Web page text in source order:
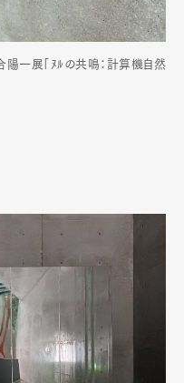
一展「ﾇﾙの共鳴：計算機自然